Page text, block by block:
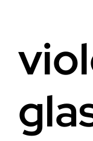
Butikk i Oslo
Kontakt oss
Kjøpsvilkår
Stråling EMF
Vann